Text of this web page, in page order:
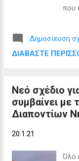
που
με
που
Δημοσίευση
ΔΙΑΒΆΣΤΕ
Νεό σχέδιο
συμβαίνει
Διαποντίων
20.1.21
Όλο